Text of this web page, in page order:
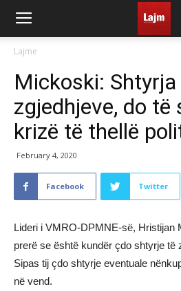
Lajme
Mickoski: Shtyrja
zgjedhjeve, do të
krizë të thellë
February 4, 2020
Facebook Twitter
Lideri i VMRO-DPMNE-së, Hristijan
prerë se është kundër çdo shtyrje të
Sipas tij çdo shtyrje eventuale
në vend.